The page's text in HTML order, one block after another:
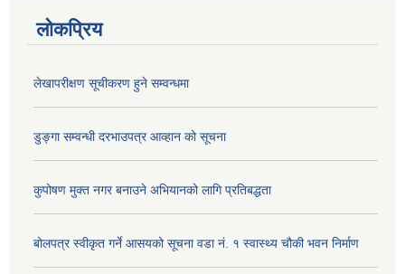
लोकप्रिय
लेखापरीक्षण सूचीकरण हुने सम्वन्धमा
डुङ्गा सम्वन्धी दरभाउपत्र आव्हान को सूचना
कुपोषण मुक्त नगर बनाउने अभियानको लागि प्रतिबद्धता
बोलपत्र स्वीकृत गर्ने आसयको सूचना वडा नं. १ स्वास्थ्य चौकी भवन निर्माण